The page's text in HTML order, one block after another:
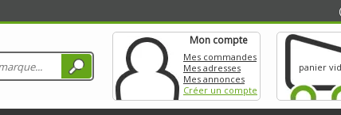
Mon compte
Mes commandes
Mes adresses
Mes annonces
Créer un compte
panier